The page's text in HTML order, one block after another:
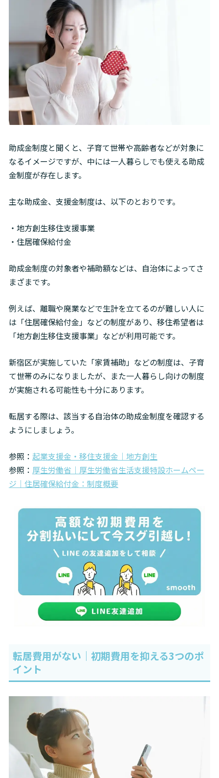
助成金制度と聞くと、子育て世帯や高齢者などが対象に
なるイメージですが、中には一人暮らしでも使える助成
金制度が存在します。
主な助成金、支援金制度は、以下のとおりです。
・地方創生移住支援事業
・住居確保給付金
助成金制度の対象者や補助額などは、自治体によってさ
まざまです。
例えば、離職や廃業などで生計を立てるのが難しい人に
は「住居確保給付金」などの制度があり、移住希望者は
「地方創生移住支援事業」などが利用可能です。
新宿区が実施していた「家賃補助」などの制度は、子育
て世帯のみになりましたが、また一人暮らし向けの制度
が実施される可能性も十分にあります。
転居する際は、該当する自治体の助成金制度を確認する
ようにしましょう。
参照： 起業支援金・移住支援金｜地方創生
参照： 厚生労働省｜厚生労働省生活支援特設ホームペー
ジ｜住居確保給付金：制度概要
転居費用がない｜初期費用を抑える3つのポ
イント